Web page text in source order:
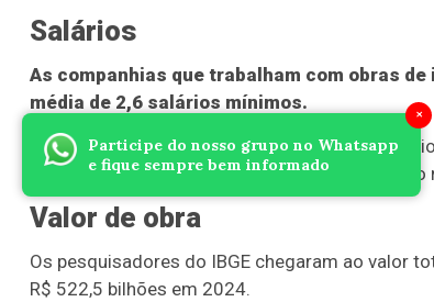
×
Participe do nosso grupo no Whatsapp
e fique sempre bem informado
Salários
As companhias que trabalham com obras
média de 2,6 salários mínimos.
As empresas de atuam na construção de
especializados (1,8). Em 2024, o salário mínimo
Valor de obra
Os pesquisadores do IBGE chegaram ao valor
R$ 522,5 bilhões em 2024.